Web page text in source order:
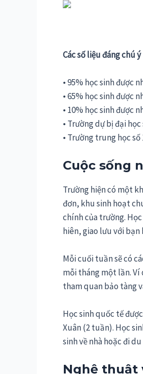
Các số liệu đáng chú ý
• 95% học sinh được
• 65% học sinh được
• 10% học sinh được
• Trường dự bị đại học
• Trường trung học số
Cuộc sống
Trường hiện có một
đơn, khu sinh hoạt
chính của trường.
hiên, giao lưu với bạn
Mỗi cuối tuần sẽ có
mỗi tháng một lần. Ví
tham quan bảo tàng
Học sinh quốc tế
Xuân (2 tuần). Học
sinh về nhà hoặc đi
Nghệ thuật